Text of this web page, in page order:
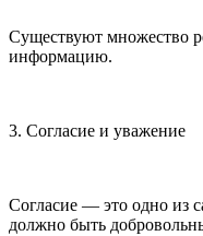
Существуют множество
информацию.
3. Согласие и уважение
Согласие — это одно из
должно быть